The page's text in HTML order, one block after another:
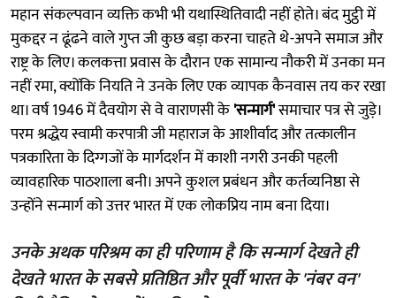
महान संकल्पवान व्यक्ति कभी भी यथास्थितिवादी नहीं होते। बंद मुट्ठी में
मुकद्दर न ढूंढने वाले गुप्त जी कुछ बड़ा करना चाहते थे-अपने समाज और
राष्ट्र के लिए। कलकत्ता प्रवास के दौरान एक सामान्य नौकरी में उनका मन
नहीं रमा, क्योंकि नियति ने उनके लिए एक व्यापक कैनवास तय कर रखा
था। वर्ष 1946 में दैवयोग से वे वाराणसी के'सन्मार्ग'समाचार पत्र से जुड़े।
परम श्रद्धेय स्वामी करपात्री जी महाराज के आशीर्वाद और तत्कालीन
पत्रकारिता के दिग्गजों के मार्गदर्शन में काशी नगरी उनकी पहली
व्यावहारिक पाठशाला बनी। अपने कुशल प्रबंधन और कर्तव्यनिष्ठा से
उन्होंने सन्मार्ग को उत्तर भारत में एक लोकप्रिय नाम बना दिया।
उनके अथक परिश्रम का ही परिणाम है कि सन्मार्ग देखते ही
देखते भारत के सबसे प्रतिष्ठित और पूर्वी भारत के 'नंबर वन'